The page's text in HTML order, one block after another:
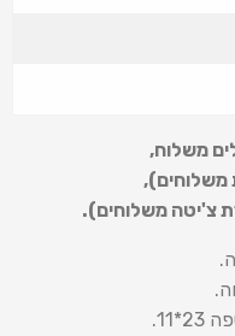
משלוח,
צ'יטה משלוחים).